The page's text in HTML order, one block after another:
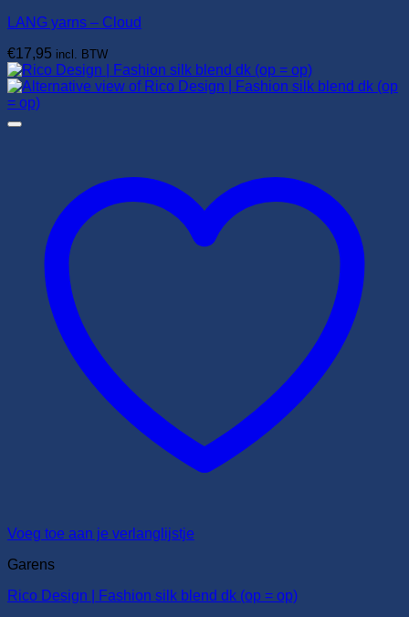
LANG yarns – Cloud
€17,95 incl. BTW
Voeg toe aan je verlanglijstje
Garens
Rico Design | Fashion silk blend dk (op = op)